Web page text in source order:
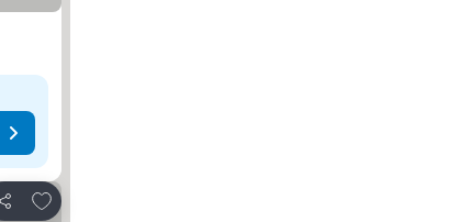
Κοινοποίηση
Προσθήκη στα αγαπημένα